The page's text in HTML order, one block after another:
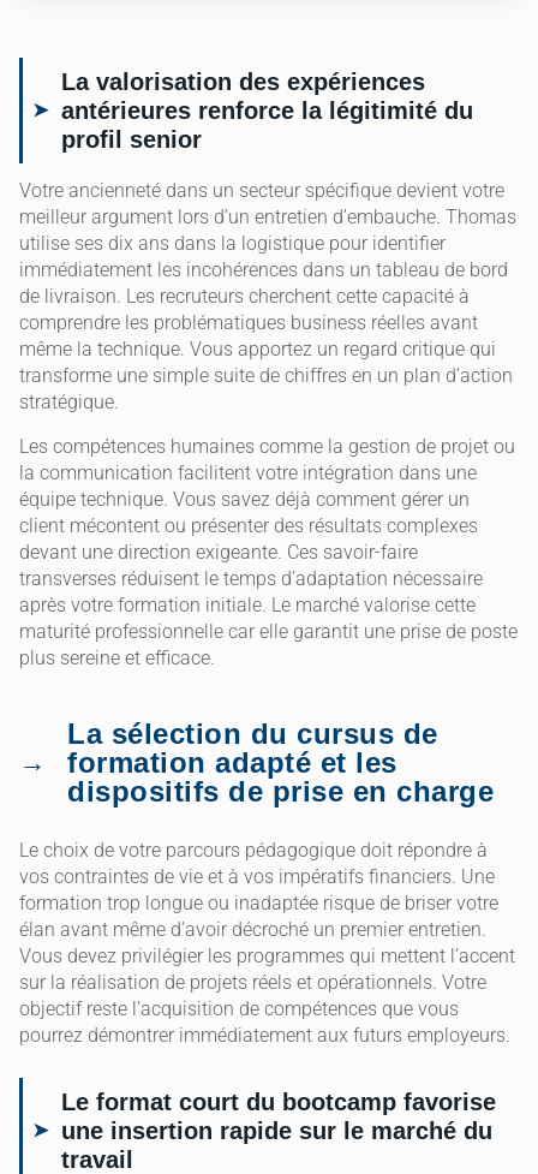
La valorisation des expériences
antérieures renforce la légitimité du
profil senior
Votre ancienneté dans un secteur spécifique devient votre
meilleur argument lors d’un entretien d’embauche. Thomas
utilise ses dix ans dans la logistique pour identifier
immédiatement les incohérences dans un tableau de bord
de livraison. Les recruteurs cherchent cette capacité à
comprendre les problématiques business réelles avant
même la technique. Vous apportez un regard critique qui
transforme une simple suite de chiffres en un plan d’action
stratégique.
Les compétences humaines comme la gestion de projet ou
la communication facilitent votre intégration dans une
équipe technique. Vous savez déjà comment gérer un
client mécontent ou présenter des résultats complexes
devant une direction exigeante. Ces savoir-faire
transverses réduisent le temps d’adaptation nécessaire
après votre formation initiale. Le marché valorise cette
maturité professionnelle car elle garantit une prise de poste
plus sereine et efficace.
La sélection du cursus de
formation adapté et les
dispositifs de prise en charge
Le choix de votre parcours pédagogique doit répondre à
vos contraintes de vie et à vos impératifs financiers. Une
formation trop longue ou inadaptée risque de briser votre
élan avant même d’avoir décroché un premier entretien.
Vous devez privilégier les programmes qui mettent l’accent
sur la réalisation de projets réels et opérationnels. Votre
objectif reste l’acquisition de compétences que vous
pourrez démontrer immédiatement aux futurs employeurs.
Le format court du bootcamp favorise
une insertion rapide sur le marché du
travail